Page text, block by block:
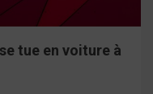
tue en voiture à